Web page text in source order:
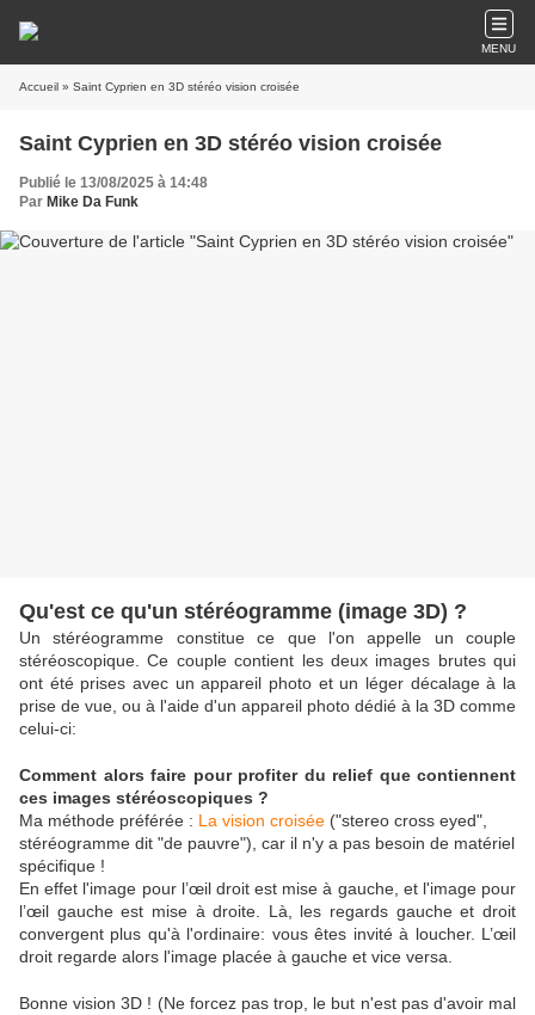
MENU
Accueil » Saint Cyprien en 3D stéréo vision croisée
Saint Cyprien en 3D stéréo vision croisée
Publié le 13/08/2025 à 14:48
Par Mike Da Funk
Qu'est ce qu'un stéréogramme (image 3D) ?
Un stéréogramme constitue ce que l'on appelle un couple
stéréoscopique. Ce couple contient les deux images brutes qui
ont été prises avec un appareil photo et un léger décalage à la
prise de vue, ou à l'aide d'un appareil photo dédié à la 3D comme
celui-ci:
Comment alors faire pour profiter du relief que contiennent
ces images stéréoscopiques ?
Ma méthode préférée : La vision croisée ("stereo cross eyed",
stéréogramme dit "de pauvre"), car il n'y a pas besoin de matériel
spécifique !
En effet l'image pour l’œil droit est mise à gauche, et l'image pour
l’œil gauche est mise à droite. Là, les regards gauche et droit
convergent plus qu'à l'ordinaire: vous êtes invité à loucher. L’œil
droit regarde alors l'image placée à gauche et vice versa.
Bonne vision 3D ! (Ne forcez pas trop, le but n'est pas d'avoir mal